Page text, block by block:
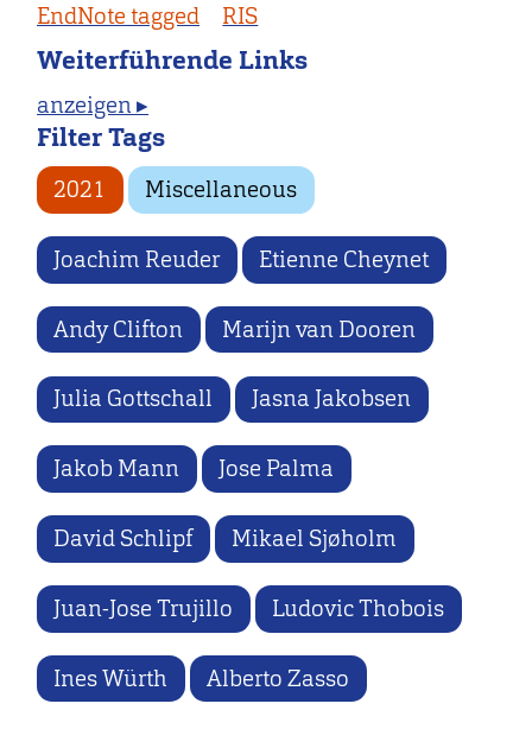
EndNote tagged
RIS
Weiterführende Links
anzeigen ▸
Filter Tags
2021 Miscellaneous
Joachim Reuder Etienne Cheynet
Andy Clifton Marijn van Dooren
Julia Gottschall Jasna Jakobsen
Jakob Mann Jose Palma
David Schlipf Mikael Sjøholm
Juan-Jose Trujillo Ludovic Thobois
Ines Würth Alberto Zasso